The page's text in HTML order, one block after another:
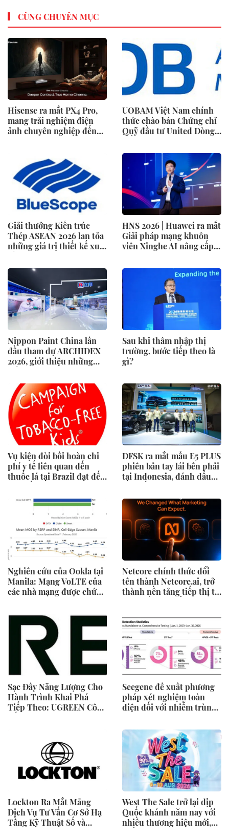
CÙNG CHUYÊN MỤC
Hisense ra mắt PX4 Pro,
mang trải nghiệm điện
ảnh chuyên nghiệp đến
UOBAM Việt Nam chính
thức chào bán Chứng chỉ
Quỹ đầu tư United Dòng
Giải thưởng Kiến trúc
Thép ASEAN 2026 lan tỏa
những giá trị thiết kế xuất
HNS 2026 | Huawei ra mắt
Giải pháp mạng khuôn
viên Xinghe AI nâng cấp
Nippon Paint China lần
đầu tham dự ARCHIDEX
2026, giới thiệu những
công nghiệp
Sau khi thâm nhập thị
trường, bước tiếp theo là
gì?
Vụ kiện đòi bồi hoàn chi
phí y tế liên quan đến
thuốc lá tại Brazil đạt đến
tòa án chuẩn bị ra phán
DFSK ra mắt mẫu E5 PLUS
phiên bản tay lái bên phải
tại Indonesia, đánh dấu
trình mở rộng toàn cầu
Nghiên cứu của Ookla tại
Manila: Mạng VoLTE của
các nhà mạng được chứng
ứng dụng OTT về chất
lượng và độ tin cậy của
cuộc gọi thoại
Netcore chính thức đổi
tên thành Netcore.ai, trở
thành nền tảng tiếp thị tự
trưởng khách hàng
Sạc Đầy Năng Lượng Cho
Hành Trình Khai Phá
Tiếp Theo: UGREEN Công
Seegene đề xuất phương
pháp xét nghiệm toàn
diện đối với nhiễm trùng
Nghiên cứu lâm sàng một
triệu ca toàn cầu (GMCS)
Lockton Ra Mắt Mảng
Dịch Vụ Tư Vấn Cơ Sở Hạ
Tầng Kỹ Thuật Số và
West The Sale trở lại dịp
Quốc khánh năm nay với
nhiều thương hiệu mới,